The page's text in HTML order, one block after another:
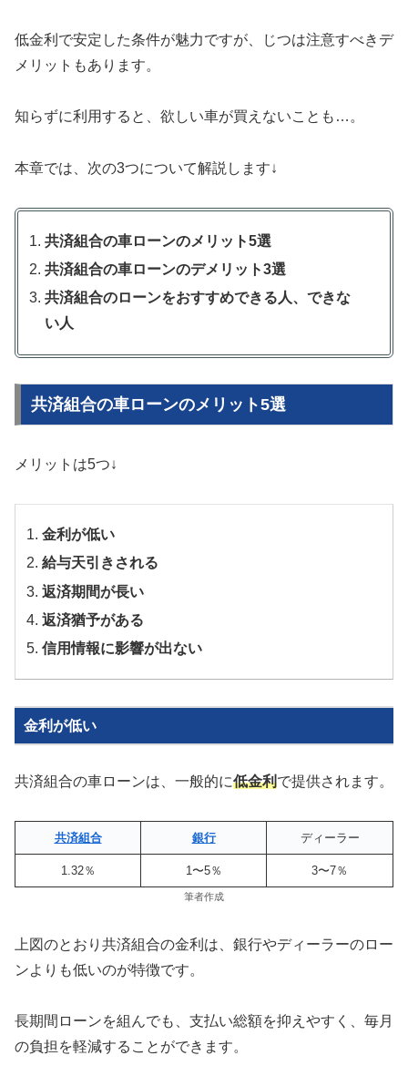
低金利で安定した条件が魅力ですが、じつは注意すべきデ
メリットもあります。
知らずに利用すると、欲しい車が買えないことも…。
本章では、次の3つについて解説します↓
共済組合の車ローンのメリット5選
共済組合の車ローンのデメリット3選
共済組合のローンをおすすめできる人、できな
い人
共済組合の車ローンのメリット5選
メリットは5つ↓
金利が低い
給与天引きされる
返済期間が長い
返済猶予がある
信用情報に影響が出ない
金利が低い
共済組合の車ローンは、一般的に低金利で提供されます。
共済組合 銀行 ディーラー
1.32％ 1〜5％ 3〜7％
筆者作成
上図のとおり共済組合の金利は、銀行やディーラーのロー
ンよりも低いのが特徴です。
長期間ローンを組んでも、支払い総額を抑えやすく、毎月
の負担を軽減することができます。